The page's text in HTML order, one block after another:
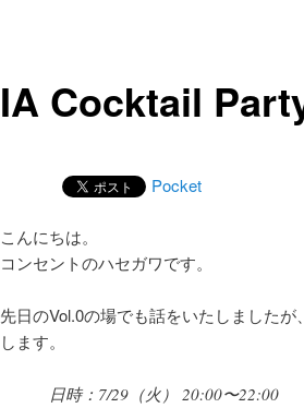
IA Cocktail
Pocket
こんにちは。
コンセントのハセガワです。
先日のVol.0の場でも話をいたしました
します。
日時：7/29（火） 20:00〜22:00